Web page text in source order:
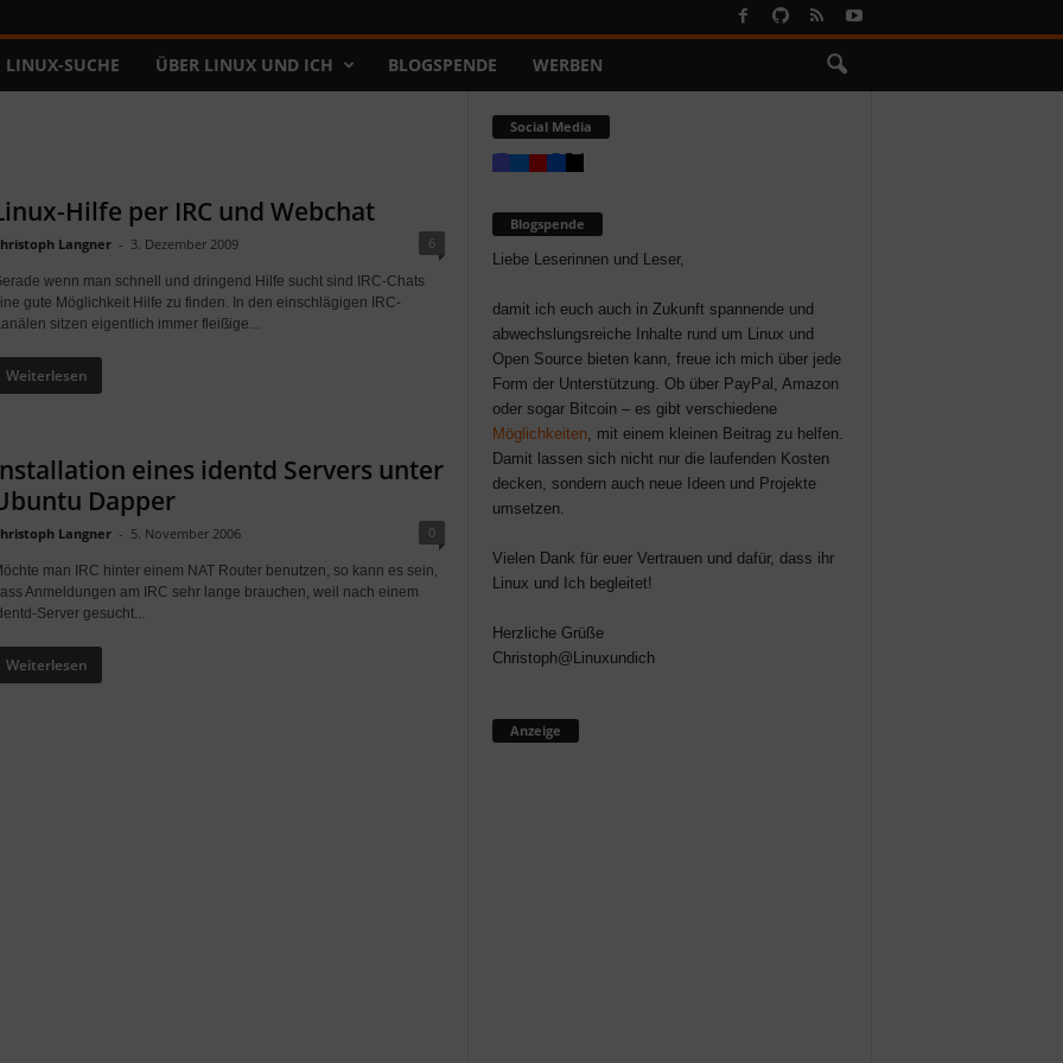
LINUX-SUCHE ÜBER LINUX UND ICH BLOGSPENDE WERBEN
Hilfe per IRC und Webchat
Langner - 3. Dezember 2009 6
wenn man schnell und dringend Hilfe sucht sind IRC-Chats
gute Möglichkeit Hilfe zu finden. In den einschlägigen IRC-
sitzen eigentlich immer fleißige...
Weiterlesen
eines identd Servers unter
Dapper
Langner - 5. November 2006 0
man IRC hinter einem NAT Router benutzen, so kann es sein,
Anmeldungen am IRC sehr lange brauchen, weil nach einem
Server gesucht...
Weiterlesen
Social Media
Blogspende
Liebe Leserinnen und Leser,
damit ich euch auch in Zukunft spannende und
abwechslungsreiche Inhalte rund um Linux und
Open Source bieten kann, freue ich mich über jede
Form der Unterstützung. Ob über PayPal, Amazon
oder sogar Bitcoin – es gibt verschiedene
Möglichkeiten, mit einem kleinen Beitrag zu helfen.
Damit lassen sich nicht nur die laufenden Kosten
decken, sondern auch neue Ideen und Projekte
umsetzen.
Vielen Dank für euer Vertrauen und dafür, dass ihr
Linux und Ich begleitet!
Herzliche Grüße
Christoph@Linuxundich
Anzeige